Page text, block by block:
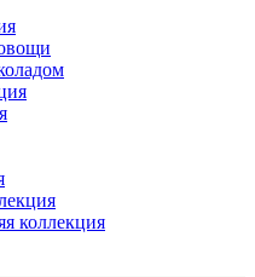
коллекция